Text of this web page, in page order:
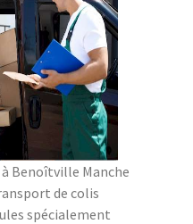
à Benoîtville Manche
de colis
spécialement